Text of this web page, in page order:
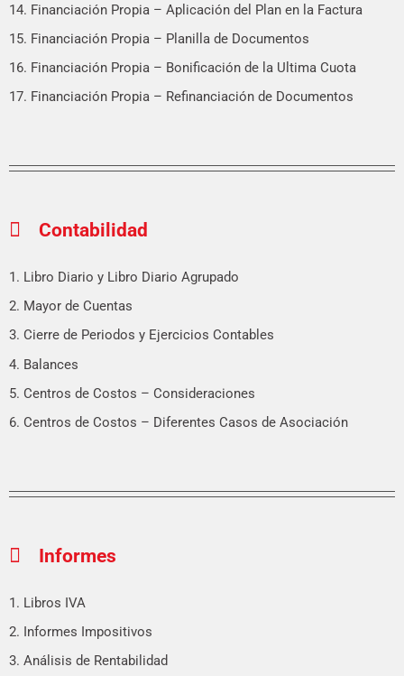
14. Financiación Propia – Aplicación del Plan en la Factura
15. Financiación Propia – Planilla de Documentos
16. Financiación Propia – Bonificación de la Ultima Cuota
17. Financiación Propia – Refinanciación de Documentos
Contabilidad
1. Libro Diario y Libro Diario Agrupado
2. Mayor de Cuentas
3. Cierre de Periodos y Ejercicios Contables
4. Balances
5. Centros de Costos – Consideraciones
6. Centros de Costos – Diferentes Casos de Asociación
Informes
1. Libros IVA
2. Informes Impositivos
3. Análisis de Rentabilidad